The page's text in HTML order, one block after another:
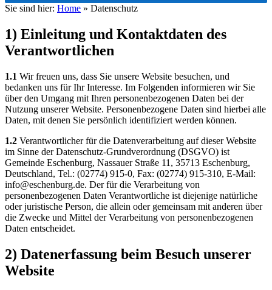
Sie sind hier: Home » Datenschutz
1) Einleitung und Kontaktdaten des
Verantwortlichen
1.1 Wir freuen uns, dass Sie unsere Website besuchen, und
bedanken uns für Ihr Interesse. Im Folgenden informieren wir Sie
über den Umgang mit Ihren personenbezogenen Daten bei der
Nutzung unserer Website. Personenbezogene Daten sind hierbei alle
Daten, mit denen Sie persönlich identifiziert werden können.
1.2 Verantwortlicher für die Datenverarbeitung auf dieser Website
im Sinne der Datenschutz-Grundverordnung (DSGVO) ist
Gemeinde Eschenburg, Nassauer Straße 11, 35713 Eschenburg,
Deutschland, Tel.: (02774) 915-0, Fax: (02774) 915-310, E-Mail:
info@eschenburg.de. Der für die Verarbeitung von
personenbezogenen Daten Verantwortliche ist diejenige natürliche
oder juristische Person, die allein oder gemeinsam mit anderen über
die Zwecke und Mittel der Verarbeitung von personenbezogenen
Daten entscheidet.
2) Datenerfassung beim Besuch unserer
Website